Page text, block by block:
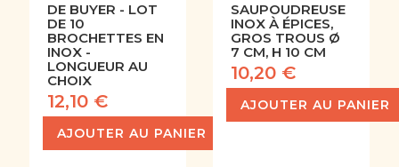
DE BUYER - LOT
DE 10
BROCHETTES EN
INOX -
LONGUEUR AU
CHOIX
12,10 €
AJOUTER AU PANIER
SAUPOUDREUSE
INOX À ÉPICES,
GROS TROUS Ø
7 CM, H 10 CM
10,20 €
AJOUTER AU PANIER